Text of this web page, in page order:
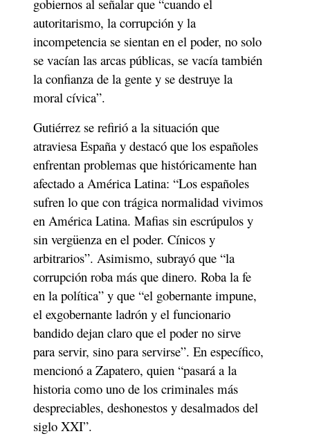
gobiernos al señalar que “cuando el
autoritarismo, la corrupción y la
incompetencia se sientan en el poder, no solo
se vacían las arcas públicas, se vacía también
la confianza de la gente y se destruye la
moral cívica”.
Gutiérrez se refirió a la situación que
atraviesa España y destacó que los españoles
enfrentan problemas que históricamente han
afectado a América Latina: “Los españoles
sufren lo que con trágica normalidad vivimos
en América Latina. Mafias sin escrúpulos y
sin vergüenza en el poder. Cínicos y
arbitrarios”. Asimismo, subrayó que “la
corrupción roba más que dinero. Roba la fe
en la política” y que “el gobernante impune,
el exgobernante ladrón y el funcionario
bandido dejan claro que el poder no sirve
para servir, sino para servirse”. En específico,
mencionó a Zapatero, quien “pasará a la
historia como uno de los criminales más
despreciables, deshonestos y desalmados del
siglo XXI”.